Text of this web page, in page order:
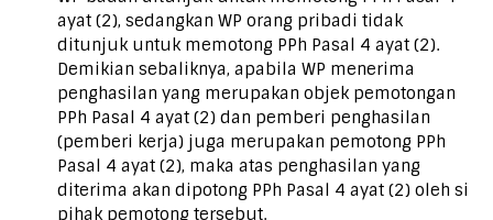
ayat (2), sedangkan WP orang pribadi tidak
ditunjuk untuk memotong PPh Pasal 4 ayat (2).
Demikian sebaliknya, apabila WP menerima
penghasilan yang merupakan objek pemotongan
PPh Pasal 4 ayat (2) dan pemberi penghasilan
(pemberi kerja) juga merupakan pemotong PPh
Pasal 4 ayat (2), maka atas penghasilan yang
diterima akan dipotong PPh Pasal 4 ayat (2) oleh si
pihak pemotong tersebut.